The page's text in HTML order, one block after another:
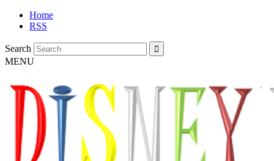
Home
RSS
Search
MENU